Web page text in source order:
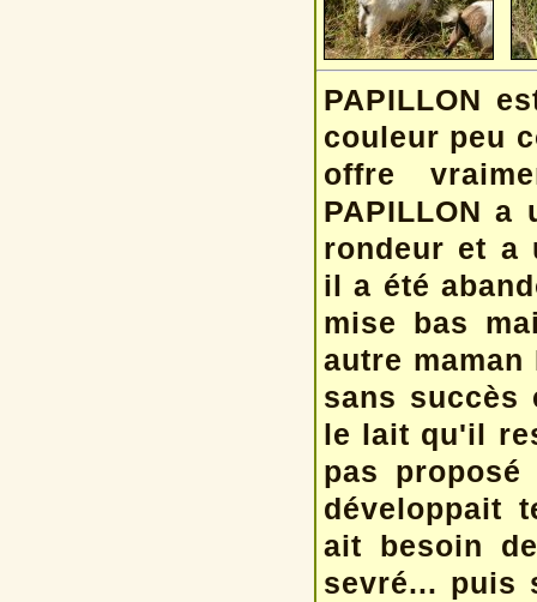
PAPILLON
couleur peu
offre
PAPILLON
rondeur et a
il a été
mise bas
autre
sans succès
le lait qu'il
pas
développait
ait besoin
sevré... puis